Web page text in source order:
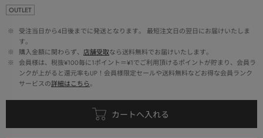
OUTLET
※
受注当日から4日後までに発送となります。 最短注文日の翌日にお届けいたしま
す。
※
購入金額に関わらず、 店舗受取なら送料無料でお届けいたします。
※
会員様は、税抜¥100毎に1ポイント＝¥1でご利用頂けるポイントが貯まり、会員ラ
ンクが上がると還元率もUP！会員様限定セールや送料無料などお得な会員ランク
サービスの詳細はこちら。